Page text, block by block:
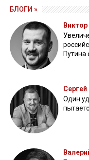
БЛОГИ »
Путина
Сергей
Один